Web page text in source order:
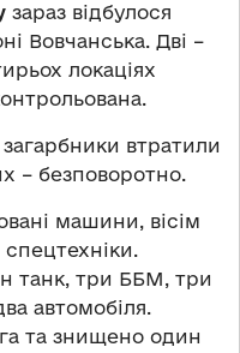
зараз відбулося
Вовчанська. Дві –
локаціях
втратили
– безповоротно.
машини, вісім
спецтехніки.
танк, три ББМ, три
автомобіля.
та знищено один